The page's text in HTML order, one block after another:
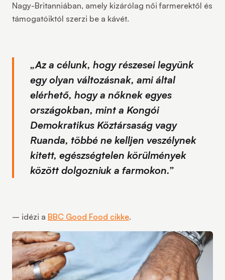
Nagy-Britanniában, amely kizárólag női farmerektől és
támogatóiktól szerzi be a kávét.
„Az a célunk, hogy részesei legyünk
egy olyan változásnak, ami által
elérhető, hogy a nőknek egyes
országokban, mint a Kongói
Demokratikus Köztársaság vagy
Ruanda, többé ne kelljen veszélynek
kitett, egészségtelen körülmények
között dolgozniuk a farmokon.”
– idézi a BBC Good Food cikke.